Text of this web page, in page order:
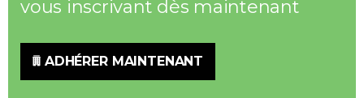
vous inscrivant dès maintenant
ADHÉRER MAINTENANT